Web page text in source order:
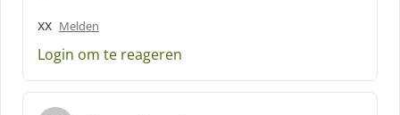
xx Melden
Login om te reageren